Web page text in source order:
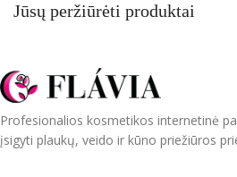
Jūsų peržiūrėti produktai
Profesionalios kosmetikos internetinė
įsigyti plaukų, veido ir kūno priežiūros